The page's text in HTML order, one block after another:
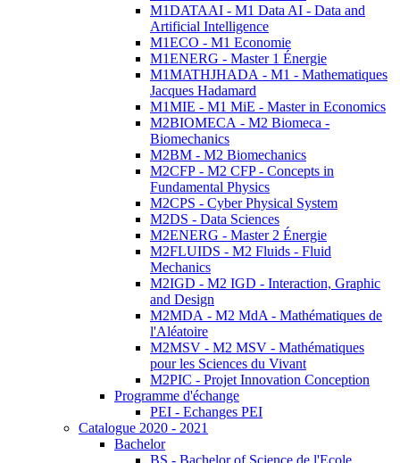
M1DATAAI - M1 Data AI - Data and
Artificial Intelligence
M1ECO - M1 Economie
M1ENERG - Master 1 Énergie
M1MATHJHADA - M1 - Mathematiques
Jacques Hadamard
M1MIE - M1 MiE - Master in Economics
M2BIOMECA - M2 Biomeca -
Biomechanics
M2BM - M2 Biomechanics
M2CFP - M2 CFP - Concepts in
Fundamental Physics
M2CPS - Cyber Physical System
M2DS - Data Sciences
M2ENERG - Master 2 Énergie
M2FLUIDS - M2 Fluids - Fluid
Mechanics
M2IGD - M2 IGD - Interaction, Graphic
and Design
M2MDA - M2 MdA - Mathématiques de
l'Aléatoire
M2MSV - M2 MSV - Mathématiques
pour les Sciences du Vivant
M2PIC - Projet Innovation Conception
Programme d'échange
PEI - Echanges PEI
Catalogue 2020 - 2021
Bachelor
BS - Bachelor of Science de l'Ecole